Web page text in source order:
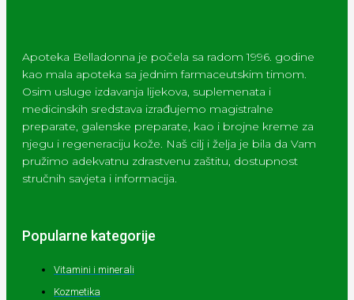
Apoteka Belladonna je počela sa radom 1996. godine
kao mala apoteka sa jednim farmaceutskim timom.
Osim usluge izdavanja lijekova, suplemenata i
medicinskih sredstava izrađujemo magistralne
preparate, galenske preparate, kao i brojne kreme za
njegu i regeneraciju kože. Naš cilj i želja je bila da Vam
pružimo adekvatnu zdrastvenu zaštitu, dostupnost
stručnih savjeta i informacija.
Popularne kategorije
Vitamini i minerali
Kozmetika